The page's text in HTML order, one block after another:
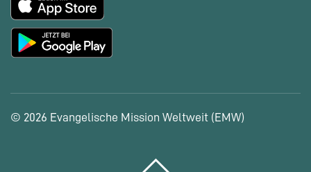
© 2026 Evangelische Mission Weltweit (EMW)